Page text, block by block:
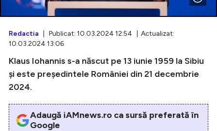
Creează cont
Redactia | Publicat: 10.03.2024 12:54 | Actualizat:
10.03.2024 13:06
Klaus Iohannis s-a născut pe 13 iunie 1959 la Sibiu
şi este preşedintele României din 21 decembrie
2024.
Adaugă iAMnews.ro ca sursă preferată în
Google